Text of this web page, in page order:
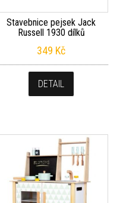
Stavebnice pejsek Jack
Russell 1930 dílků
349 Kč
DETAIL